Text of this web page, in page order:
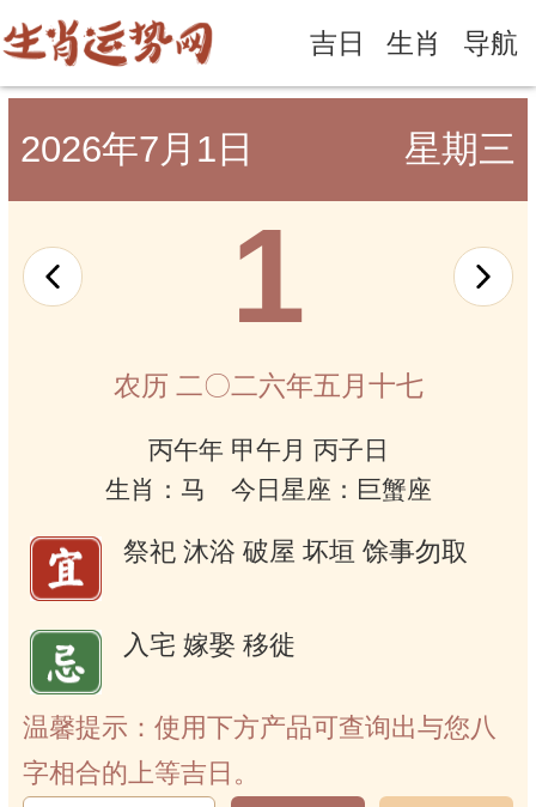
吉日 生肖 导航
2026年7月1日 星期三
1
农历 二〇二六年五月十七
丙午年 甲午月 丙子日
生肖：马 今日星座：巨蟹座
祭祀 沐浴 破屋 坏垣 馀事勿取
入宅 嫁娶 移徙
温馨提示：使用下方产品可查询出与您八
字相合的上等吉日。